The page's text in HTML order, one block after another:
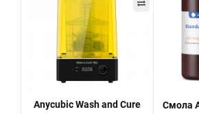
Anycubic Wash and Cure
Смола